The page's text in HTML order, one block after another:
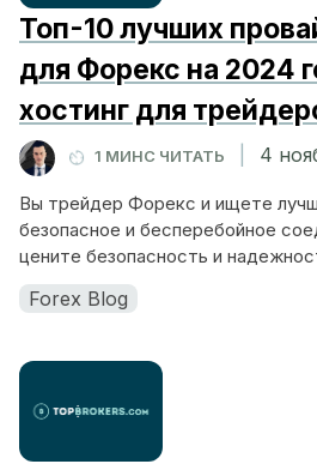
Топ-10 лучших
для Форекс на 2024
хостинг для
1 МИНС ЧИТАТЬ 4
Вы трейдер Форекс и ищете
безопасное и бесперебойное
цените безопасность и
Forex Blog